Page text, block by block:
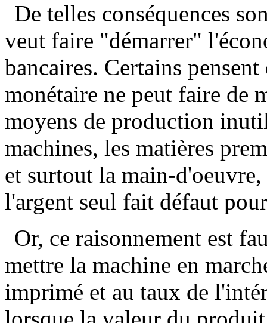
De telles conséquences
veut faire "démarrer"
bancaires. Certains
monétaire ne peut faire de
moyens de production
machines, les matières
et surtout la main-
l'argent seul fait défaut
Or, ce raisonnement est
mettre la machine en
imprimé et au taux de